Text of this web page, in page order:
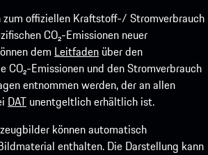
offiziellen Kraftstoff-/ Stromverbrauch
CO₂-Emissionen neuer
dem Leitfaden über den
CO₂-Emissionen und den Stromverbrauch
entnommen werden, der an allen
DAT unentgeltlich erhältlich ist.
können automatisch
enthalten. Die Darstellung kann